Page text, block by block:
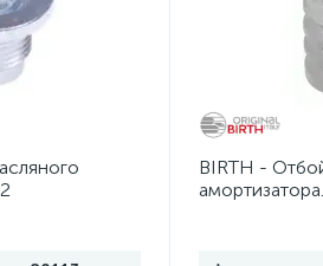
подшипники Skoda Fabia 2 MK2
Опоры амортизатора Opel Corsa D 4
Skoda Fabia 1 MK1 1
двигателя Skoda Superb 1 3U 1
BIRTH -